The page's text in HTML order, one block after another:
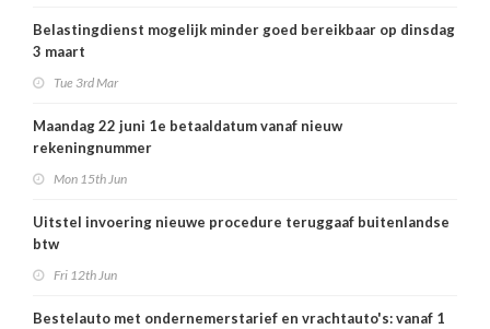
Belastingdienst mogelijk minder goed bereikbaar op dinsdag
3 maart
Tue 3rd Mar
Maandag 22 juni 1e betaaldatum vanaf nieuw
rekeningnummer
Mon 15th Jun
Uitstel invoering nieuwe procedure teruggaaf buitenlandse
btw
Fri 12th Jun
Bestelauto met ondernemerstarief en vrachtauto's: vanaf 1